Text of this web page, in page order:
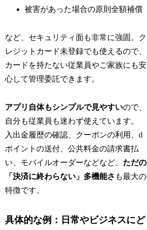
被害があった場合の原則全額補償
など、セキュリティ面も非常に強固。ク
レジットカード未登録でも使えるので、
カードを持たない従業員やご家族にも安
心して管理委託できます。
アプリ自体もシンプルで見やすいので、
自分も従業員も迷わず使えています。
入出金履歴の確認、クーポンの利用、d
ポイントの送付、公共料金の請求書払
い、モバイルオーダーなどなど、 ただの
「決済に終わらない」多機能さ も最大の
特徴です。
具体的な例：日常やビジネスにど